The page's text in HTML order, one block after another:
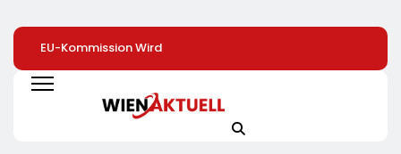
EU-Kommission Wird
Zur „Zentrale Der
Tierindustrie“ /
Tierschutzorganisation
Vernetzen Sich
Unternehmer Für Die
Kleinen Preis: Lidl